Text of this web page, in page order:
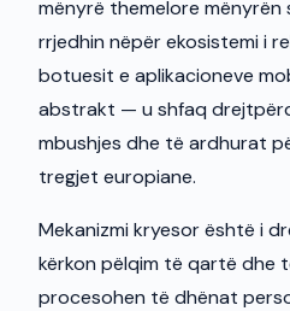
mënyrë themelore
rrjedhin nëpër ekosistemi i
botuesit e aplikacioneve
abstrakt — u shfaq
mbushjes dhe të ardhurat
tregjet europiane.
Mekanizmi kryesor është i
kërkon pëlqim të qartë dhe
procesohen të dhënat